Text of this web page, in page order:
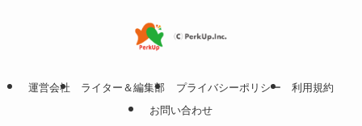
運営会社 ライター＆編集部 プライバシーポリシー
利用規約
お問い合わせ